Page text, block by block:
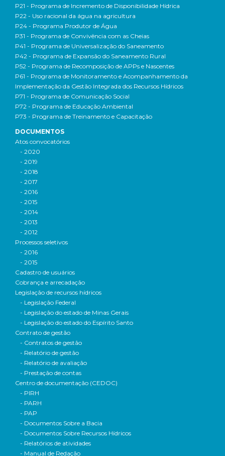
P21 - Programa de Incremento de Disponibilidade Hídrica
P22 - Uso racional da água na agricultura
P24 - Programa Produtor de Água
P31 - Programa de Convivência com as Cheias
P41 - Programa de Universalização do Saneamento
P42 - Programa de Expansão do Saneamento Rural
P52 - Programa de Recomposição de APPs e Nascentes
P61 - Programa de Monitoramento e Acompanhamento da
Implementação da Gestão Integrada dos Recursos Hídricos
P71 - Programa de Comunicação Social
P72 - Programa de Educação Ambiental
P73 - Programa de Treinamento e Capacitação
DOCUMENTOS
Atos convocatórios
- 2020
- 2019
- 2018
- 2017
- 2016
- 2015
- 2014
- 2013
- 2012
Processos seletivos
- 2016
- 2015
Cadastro de usuários
Cobrança e arrecadação
Legislação de recursos hídricos
- Legislação Federal
- Legislação do estado de Minas Gerais
- Legislação do estado do Espírito Santo
Contrato de gestão
- Contratos de gestão
- Relatório de gestão
- Relatório de avaliação
- Prestação de contas
Centro de documentação (CEDOC)
- PIRH
- PARH
- PAP
- Documentos Sobre a Bacia
- Documentos Sobre Recursos Hídricos
- Relatórios de atividades
- Manual de Redação